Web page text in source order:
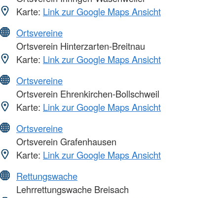
Karte: Link zur Google Maps Ansicht
Ortsvereine
Ortsverein Hinterzarten-Breitnau
Karte: Link zur Google Maps Ansicht
Ortsvereine
Ortsverein Ehrenkirchen-Bollschweil
Karte: Link zur Google Maps Ansicht
Ortsvereine
Ortsverein Grafenhausen
Karte: Link zur Google Maps Ansicht
Rettungswache
Lehrrettungswache Breisach